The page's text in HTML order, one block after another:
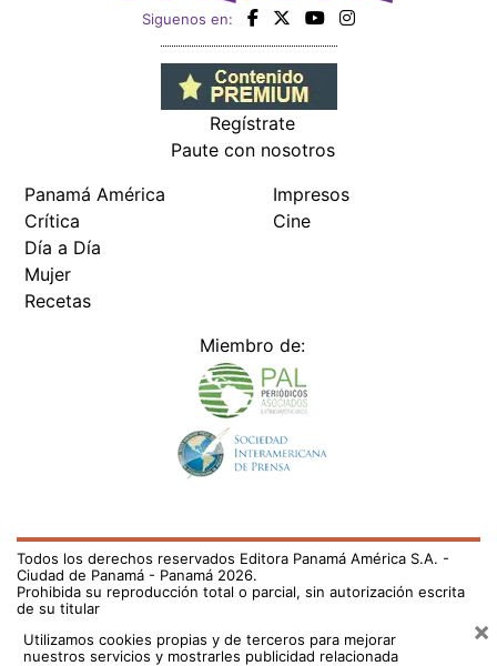
Siguenos en:
Regístrate
Paute con nosotros
Panamá América
Crítica
Día a Día
Mujer
Recetas
Impresos
Cine
Miembro de:
Todos los derechos reservados Editora Panamá América S.A. -
Ciudad de Panamá - Panamá 2026.
Prohibida su reproducción total o parcial, sin autorización escrita
de su titular
Utilizamos cookies propias y de terceros para mejorar
nuestros servicios y mostrarles publicidad relacionada
×